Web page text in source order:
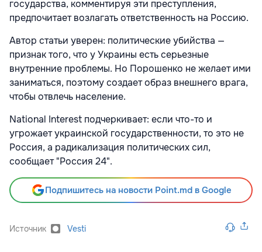
государства, комментируя эти преступления,
предпочитает возлагать ответственность на Россию.
Автор статьи уверен: политические убийства —
признак того, что у Украины есть серьезные
внутренние проблемы. Но Порошенко не желает ими
заниматься, поэтому создает образ внешнего врага,
чтобы отвлечь население.
National Interest подчеркивает: если что-то и
угрожает украинской государственности, то это не
Россия, а радикализация политических сил,
сообщает "Россия 24".
Подпишитесь на новости Point.md в Google
Источник Vesti